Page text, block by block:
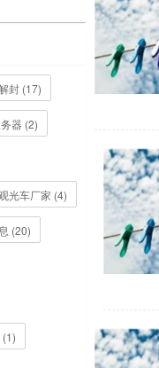
封 (17)
器 (2)
光车厂家 (4)
(20)